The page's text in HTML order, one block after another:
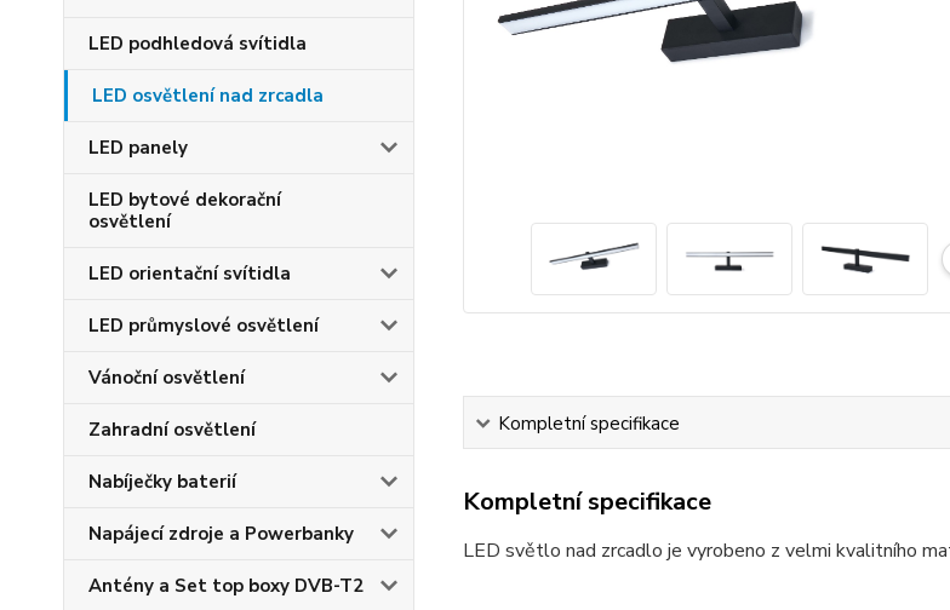
LED podhledová svítidla
LED osvětlení nad zrcadla
LED panely
LED bytové dekorační
osvětlení
LED orientační svítidla
LED průmyslové osvětlení
Vánoční osvětlení
Zahradní osvětlení
Nabíječky baterií
Napájecí zdroje a Powerbanky
Antény a Set top boxy DVB-T2
Kompletní specifikace
Kompletní specifikace
LED světlo nad zrcadlo je vyrobeno z velmi kvalitního